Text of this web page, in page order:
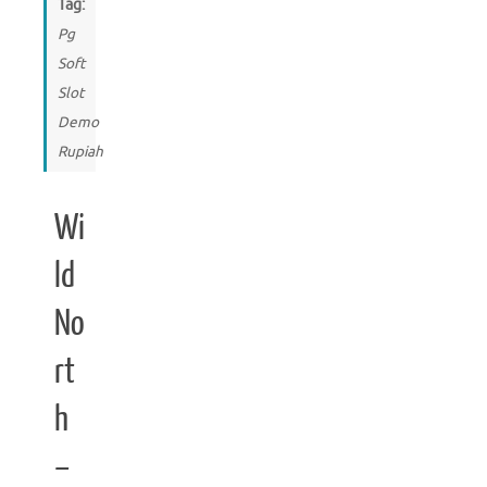
Tag:
Pg
Soft
Slot
Demo
Rupiah
Wi
ld
No
rt
h
–